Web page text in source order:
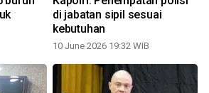
di jabatan sipil sesuai
kebutuhan
10 June 2026 19:32 WIB